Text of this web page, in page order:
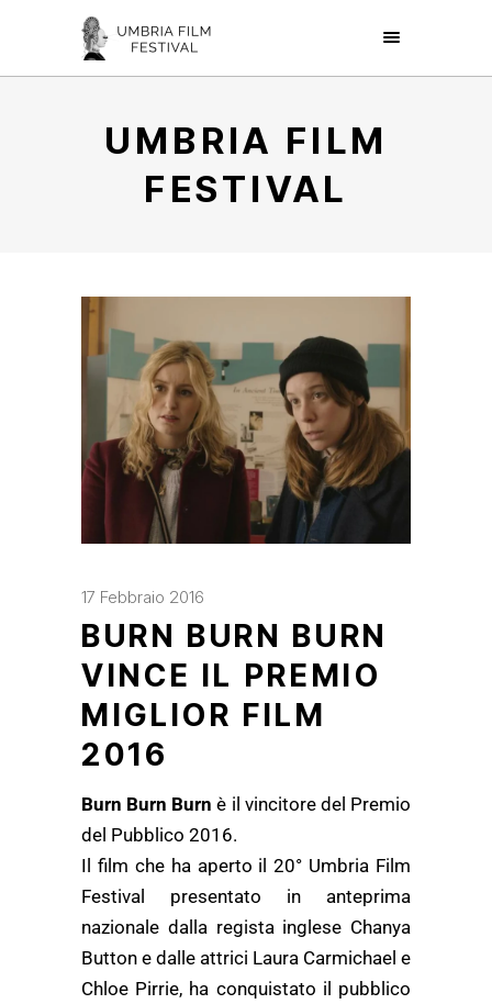
UMBRIA FILM
FESTIVAL
17 Febbraio 2016
BURN BURN BURN
VINCE IL PREMIO
MIGLIOR FILM
2016
Burn Burn Burn è il vincitore del Premio
del Pubblico 2016.
Il film che ha aperto il 20° Umbria Film
Festival presentato in anteprima
nazionale dalla regista inglese Chanya
Button e dalle attrici Laura Carmichael e
Chloe Pirrie, ha conquistato il pubblico